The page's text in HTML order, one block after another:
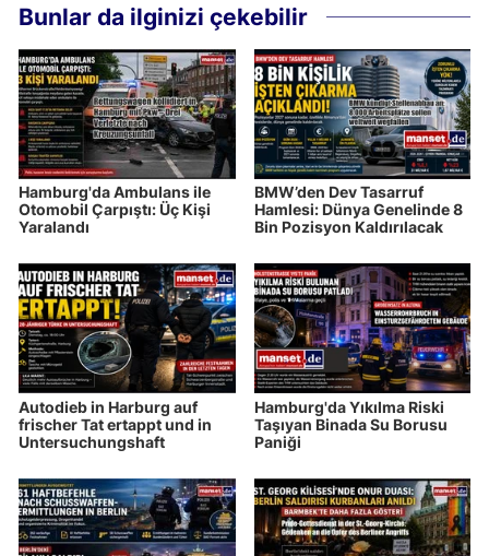
Bunlar da ilginizi çekebilir
Hamburg'da Ambulans ile
Otomobil Çarpıştı: Üç Kişi
Yaralandı
BMW’den Dev Tasarruf
Hamlesi: Dünya Genelinde 8
Bin Pozisyon Kaldırılacak
Autodieb in Harburg auf
frischer Tat ertappt und in
Untersuchungshaft
Hamburg'da Yıkılma Riski
Taşıyan Binada Su Borusu
Paniği